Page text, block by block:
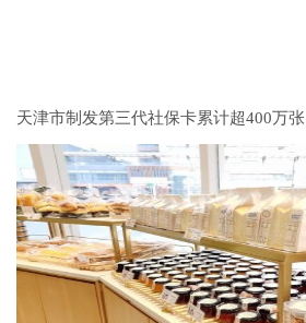
天津市制发第三代社保卡累计超400万张